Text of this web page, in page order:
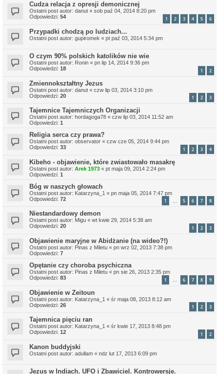
Cudza relacja z opresji demonicznej
Ostatni post autor: danut « sob paź 04, 2014 8:20 pm
Odpowiedzi: 54 1 2 3 4 5 6
Przypadki chodzą po ludziach...
Ostatni post autor: gupiromek « pt paź 03, 2014 5:34 pm
O czym 90% polskich katolików nie wie
Ostatni post autor: Ronin « pn lip 14, 2014 9:36 pm
Odpowiedzi: 18 1 2
Zmiennokształtny Jezus
Ostatni post autor: danut « czw lip 03, 2014 3:10 pm
Odpowiedzi: 20 1 2 3
Tajemnice Tajemniczych Organizacji
Ostatni post autor: hordagoga78 « czw lip 03, 2014 11:52 am
Odpowiedzi: 1
Religia serca czy prawa?
Ostatni post autor: observator « czw cze 05, 2014 9:44 pm
Odpowiedzi: 33 1 2 3 4
Kibeho - objawienie, które zwiastowało masakrę
Ostatni post autor: Arek 1973 « pt maja 09, 2014 2:24 pm
Odpowiedzi: 1
Bóg w naszych głowach
Ostatni post autor: Katarzyna_1 « pn maja 05, 2014 7:47 pm
Odpowiedzi: 72 1 5 6 7 8
Niestandardowy demon
Ostatni post autor: Migu « wt kwie 29, 2014 5:38 am
Odpowiedzi: 20 1 2 3
Objawienie maryjne w Abidżanie (na wideo?!)
Ostatni post autor: Pinas z Miletu « pn wrz 02, 2013 7:38 pm
Odpowiedzi: 7
Opętanie czy choroba psychiczna
Ostatni post autor: Pinas z Miletu « pn sie 26, 2013 2:35 pm
Odpowiedzi: 83 1 … 6 7 8 9
Objawienie w Zeitoun
Ostatni post autor: Katarzyna_1 « śr maja 08, 2013 8:12 am
Odpowiedzi: 26 1 2 3
Tajemnica pięciu ran
Ostatni post autor: Katarzyna_1 « śr kwie 17, 2013 8:48 pm
Odpowiedzi: 12 1 2
Kanon buddyjski
Ostatni post autor: adullam « ndz lut 17, 2013 6:09 pm
Jezus w Indiach. UFO i Zbawiciel. Kontrowersje.